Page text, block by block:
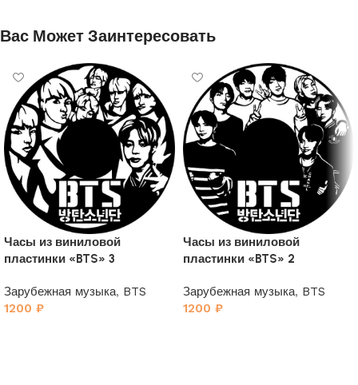
Вас Может Заинтересовать
Часы из виниловой
пластинки «BTS» 3
Зарубежная музыка, BTS
1200 ₽
Часы из виниловой
пластинки «BTS» 2
Зарубежная музыка, BTS
1200 ₽